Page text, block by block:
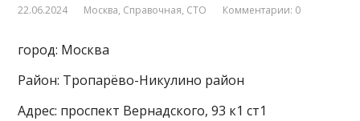
22.06.2024 Москва, Справочная, СТО Комментарии: 0
город: Москва
Район: Тропарёво-Никулино район
Адрес: проспект Вернадского, 93 к1 ст1